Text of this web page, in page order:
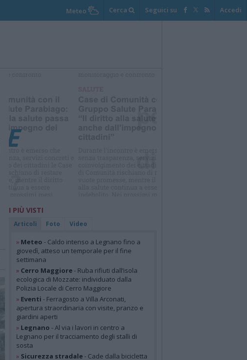
Meteo Cerca Seguici su Accedi
I PIÙ VISTI
Articoli Foto Video
» Meteo - Caldo intenso a Legnano fino a
giovedì, atteso un temporale per il fine
settimana
» Cerro Maggiore- Ruba rifiuti dall’isola
ecologica di Mozzate: individuato dalla
Polizia Locale di Cerro Maggiore
» Eventi - Ferragosto a Villa Arconati,
apertura straordinaria con visite, pranzo e
giardini aperti
» Legnano - Al via i lavori in centro a
Legnano per il tracciamento degli stalli di
sosta
» Sicurezza stradale- Cade dalla bicicletta